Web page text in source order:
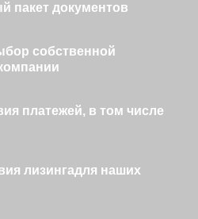
пакет документов
собственной
платежей, в том числе
лизингадля наших